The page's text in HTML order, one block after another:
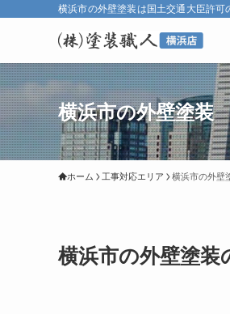
横浜市の外壁塗装は国土交通大臣許可
横浜市の外壁塗装
ホーム 工事対応エリア 横浜市の外壁
横浜市の外壁塗装